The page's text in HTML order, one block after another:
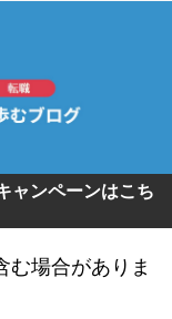
ャンペーンはこち
場合がありま